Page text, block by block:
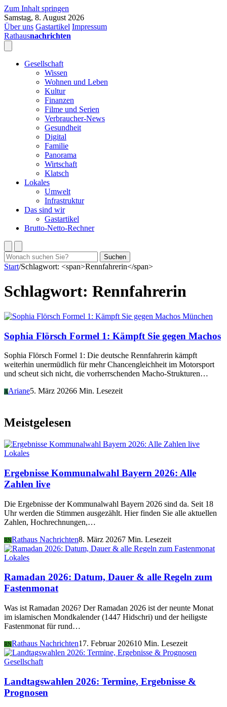
Zum Inhalt springen
Samstag, 8. August 2026
Über uns Gastartikel Impressum
Rathausnachrichten
Gesellschaft
Wissen
Wohnen und Leben
Kultur
Finanzen
Filme und Serien
Verbraucher-News
Gesundheit
Digital
Familie
Panorama
Wirtschaft
Klatsch
Lokales
Umwelt
Infrastruktur
Das sind wir
Gastartikel
Brutto-Netto-Rechner
Suchen
nach:
Suchen
Start/Schlagwort: <span>Rennfahrerin</span>
Schlagwort: Rennfahrerin
München
Sophia Flörsch Formel 1: Kämpft Sie gegen Machos
Sophia Flörsch Formel 1: Die deutsche Rennfahrerin kämpft
weiterhin unermüdlich für mehr Chancengleichheit im Motorsport
und scheut sich nicht, die vorherrschenden Macho-Strukturen…
AAriane5. März 20266 Min. Lesezeit
Meistgelesen
Lokales
Ergebnisse Kommunalwahl Bayern 2026: Alle
Zahlen live
Die Ergebnisse der Kommunalwahl Bayern 2026 sind da. Seit 18
Uhr werden die Stimmen ausgezählt. Hier finden Sie alle aktuellen
Zahlen, Hochrechnungen,…
RNRathaus Nachrichten8. März 20267 Min. Lesezeit
Lokales
Ramadan 2026: Datum, Dauer & alle Regeln zum
Fastenmonat
Was ist Ramadan 2026? Der Ramadan 2026 ist der neunte Monat
im islamischen Mondkalender (1447 Hidschri) und der heiligste
Fastenmonat für rund…
RNRathaus Nachrichten17. Februar 202610 Min. Lesezeit
Gesellschaft
Landtagswahlen 2026: Termine, Ergebnisse &
Prognosen